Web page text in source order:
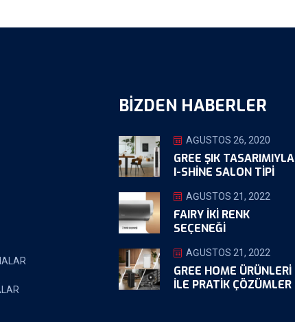
BIZDEN HABERLER
AĞUSTOS 26, 2020
GREE ŞIK TASARIMIYLA
I-SHINE SALON TIPI
AĞUSTOS 21, 2022
FAIRY İKİ RENK
SEÇENEĞİ
AĞUSTOS 21, 2022
GREE HOME ÜRÜNLERI
ILE PRATIK ÇÖZÜMLER